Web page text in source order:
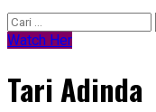
Cari
untuk:
Watch Her
Tari Adinda